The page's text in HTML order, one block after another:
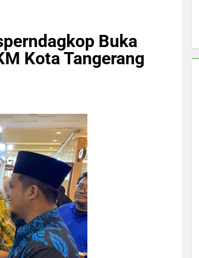
Buka
Kota Tangerang